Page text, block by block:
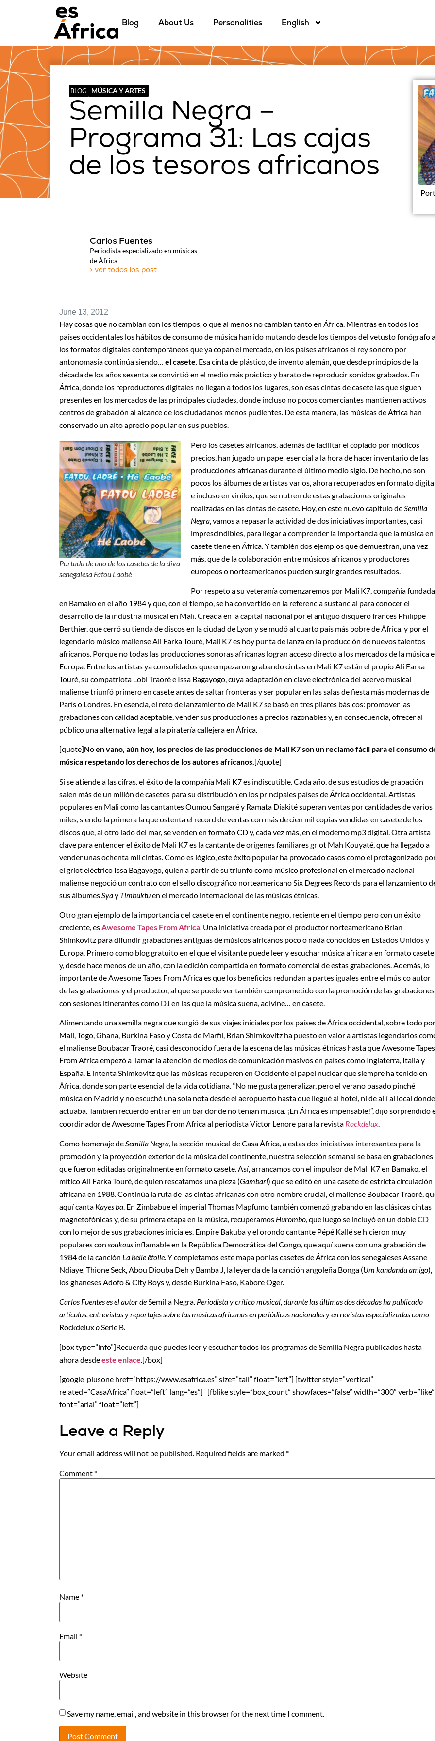
Blog About Us Personalities English
BLOG MÚSICA Y ARTES
Semilla Negra –
Programa 31: Las cajas
de los tesoros africanos
Carlos Fuentes
Periodista especializado en músicas
de África
> ver todos los post
June 13, 2012
Hay cosas que no cambian con los tiempos, o que al menos no cambian tanto en África. Mientras en todos los
países occidentales los hábitos de consumo de música han ido mutando desde los tiempos del vetusto fonógrafo a
los formatos digitales contemporáneos que ya copan el mercado, en los países africanos el rey sonoro por
antonomasia continúa siendo… el casete. Esa cinta de plástico, de invento alemán, que desde principios de la
década de los años sesenta se convirtió en el medio más práctico y barato de reproducir sonidos grabados. En
África, donde los reproductores digitales no llegan a todos los lugares, son esas cintas de casete las que siguen
presentes en los mercados de las principales ciudades, donde incluso no pocos comerciantes mantienen activos
centros de grabación al alcance de los ciudadanos menos pudientes. De esta manera, las músicas de África han
conservado un alto aprecio popular en sus pueblos.
Portada de uno de los casetes de la diva
senegalesa Fatou Laobé
Pero los casetes africanos, además de facilitar el copiado por módicos
precios, han jugado un papel esencial a la hora de hacer inventario de las
producciones africanas durante el último medio siglo. De hecho, no son
pocos los álbumes de artistas varios, ahora recuperados en formato
e incluso en vinilos, que se nutren de estas grabaciones originales
realizadas en las cintas de casete. Hoy, en este nuevo capítulo de Semilla
Negra , vamos a repasar la actividad de dos iniciativas importantes, casi
imprescindibles, para llegar a comprender la importancia que la música en
casete tiene en África. Y también dos ejemplos que demuestran, una vez
más, que de la colaboración entre músicos africanos y productores
europeos o norteamericanos pueden surgir grandes resultados.
Por respeto a su veteranía comenzaremos por Mali K7, compañía fundada
en Bamako en el año 1984 y que, con el tiempo, se ha convertido en la referencia sustancial para conocer el
desarrollo de la industria musical en Mali. Creada en la capital nacional por el antiguo disquero francés Philippe
Berthier, que cerró su tienda de discos en la ciudad de Lyon y se mudó al cuarto país más pobre de África, y por el
legendario músico maliense Ali Farka Touré, Mali K7 es hoy punta de lanza en la producción de nuevos talentos
africanos. Porque no todas las producciones sonoras africanas logran acceso directo a los mercados de la música
Europa. Entre los artistas ya consolidados que empezaron grabando cintas en Mali K7 están el propio Ali Farka
Touré, su compatriota Lobi Traoré e Issa Bagayogo, cuya adaptación en clave electrónica del acervo musical
maliense triunfó primero en casete antes de saltar fronteras y ser popular en las salas de fiesta más modernas de
París o Londres. En esencia, el reto de lanzamiento de Mali K7 se basó en tres pilares básicos: promover las
grabaciones con calidad aceptable, vender sus producciones a precios razonables y, en consecuencia, ofrecer al
público una alternativa legal a la piratería callejera en África.
[quote]No en vano, aún hoy, los precios de las producciones de Mali K7 son un reclamo fácil para el consumo
música respetando los derechos de los autores africanos.[/quote]
Si se atiende a las cifras, el éxito de la compañía Mali K7 es indiscutible. Cada año, de sus estudios de grabación
salen más de un millón de casetes para su distribución en los principales países de África occidental. Artistas
populares en Mali como las cantantes Oumou Sangaré y Ramata Diakité superan ventas por cantidades de varios
miles, siendo la primera la que ostenta el record de ventas con más de cien mil copias vendidas en casete de los
discos que, al otro lado del mar, se venden en formato CD y, cada vez más, en el moderno mp3 digital. Otra artista
clave para entender el éxito de Mali K7 es la cantante de orígenes familiares griot Mah Kouyaté, que ha llegado a
vender unas ochenta mil cintas. Como es lógico, este éxito popular ha provocado casos como el protagonizado
el griot eléctrico Issa Bagayogo, quien a partir de su triunfo como músico profesional en el mercado nacional
maliense negoció un contrato con el sello discográfico norteamericano Six Degrees Records para el lanzamiento
sus álbumes Syay Timbuktuen el mercado internacional de las músicas étnicas.
Otro gran ejemplo de la importancia del casete en el continente negro, reciente en el tiempo pero con un éxito
creciente, esAwesome Tapes From Africa. Una iniciativa creada por el productor norteamericano Brian
Shimkovitz para difundir grabaciones antiguas de músicos africanos poco o nada conocidos en Estados Unidos y
Europa. Primero como blog gratuito en el que el visitante puede leer y escuchar música africana en formato casete
y, desde hace menos de un año, con la edición compartida en formato comercial de estas grabaciones. Además, lo
importante de Awesome Tapes From Africa es que los beneficios redundan a partes iguales entre el músico autor
de las grabaciones y el productor, al que se puede ver también comprometido con la promoción de las grabaciones
con sesiones itinerantes como DJ en las que la música suena, adivine… en casete.
Alimentando una semilla negra que surgió de sus viajes iniciales por los países de África occidental, sobre todo por
Mali, Togo, Ghana, Burkina Faso y Costa de Marfil, Brian Shimkovitz ha puesto en valor a artistas legendarios
el maliense Boubacar Traoré, casi desconocido fuera de la escena de las músicas étnicas hasta que Awesome Tapes
From Africa empezó a llamar la atención de medios de comunicación masivos en países como Inglaterra, Italia y
España. E intenta Shimkovitz que las músicas recuperen en Occidente el papel nuclear que siempre ha tenido en
África, donde son parte esencial de la vida cotidiana. “No me gusta generalizar, pero el verano pasado pinché
música en Madrid y no escuché una sola nota desde el aeropuerto hasta que llegué al hotel, ni de allí al local donde
actuaba. También recuerdo entrar en un bar donde no tenían música. ¡En África es impensable!”, dijo sorprendido
coordinador de Awesome Tapes From Africa al periodista Víctor Lenore para la revista Rockdelux.
Como homenaje deSemilla Negra, la sección musical de Casa África, a estas dos iniciativas interesantes para la
promoción y la proyección exterior de la música del continente, nuestra selección semanal se basa en grabaciones
que fueron editadas originalmente en formato casete. Así, arrancamos con el impulsor de Mali K7 en Bamako, el
mítico Ali Farka Touré, de quien rescatamos una pieza (Gambari) que se editó en una casete de estricta circulación
africana en 1988. Continúa la ruta de las cintas africanas con otro nombre crucial, el maliense Boubacar Traoré,
aquí canta Kayes ba. En Zimbabue el imperial Thomas Mapfumo también comenzó grabando en las clásicas cintas
magnetofónicas y, de su primera etapa en la música, recuperamos Hurombo, que luego se incluyó en un doble CD
con lo mejor de sus grabaciones iniciales. Empire Bakuba y el orondo cantante Pépé Kallé se hicieron muy
populares con soukous inflamable en la República Democrática del Congo, que aquí suena con una grabación de
1984 de la canción La belle êtoile. Y completamos este mapa por las casetes de África con los senegaleses Assane
Ndiaye, Thione Seck, Abou Diouba Deh y Bamba J, la leyenda de la canción angoleña Bonga (Um kandandu amigo),
los ghaneses Adofo & City Boys y, desde Burkina Faso, Kabore Oger.
Carlos Fuentes es el autor deSemilla Negra. Periodista y crítico musical, durante las últimas dos décadas ha publicado
artículos, entrevistas y reportajes sobre las músicas africanas en periódicos nacionales y enrevistas especializadas como
RockdeluxoSerie B.
[box type=”info”]Recuerda que puedes leer y escuchar todos los programas de Semilla Negra publicados hasta
ahora desdeeste enlace .[/box]
[google_plusone href=”https://www.esafrica.es” size=”tall” float=”left”] [twitter style=”vertical”
related=”CasaAfrica” float=”left” lang=”es”] [fblike style=”box_count” showfaces=”false” width=”300″ verb=”like”
font=”arial” float=”left”]
Leave a Reply
Your email address will not be published. Required fields are marked *
Comment *
Name *
Email *
Website
Save my name, email, and website in this browser for the next time I comment.